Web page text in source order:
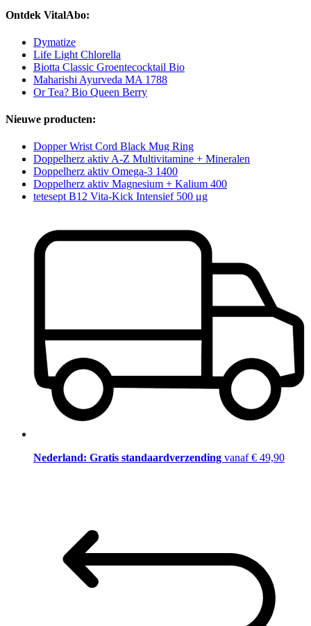
Ontdek VitalAbo:
Dymatize
Life Light Chlorella
Biotta Classic Groentecocktail Bio
Maharishi Ayurveda MA 1788
Or Tea? Bio Queen Berry
Nieuwe producten:
Dopper Wrist Cord Black Mug Ring
Doppelherz aktiv A-Z Multivitamine + Mineralen
Doppelherz aktiv Omega-3 1400
Doppelherz aktiv Magnesium + Kalium 400
tetesept B12 Vita-Kick Intensief 500 μg
Nederland: Gratis standaardverzending vanaf € 49,90